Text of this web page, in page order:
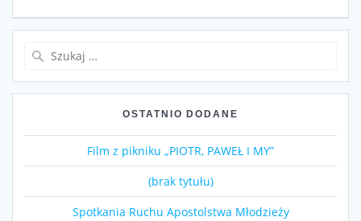
OSTATNIO DODANE
Film z pikniku „PIOTR, PAWEŁ I MY”
(brak tytułu)
Spotkania Ruchu Apostolstwa Młodzieży